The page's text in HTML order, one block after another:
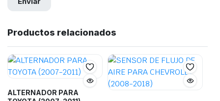
Productos relacionados
ALTERNADOR PARA